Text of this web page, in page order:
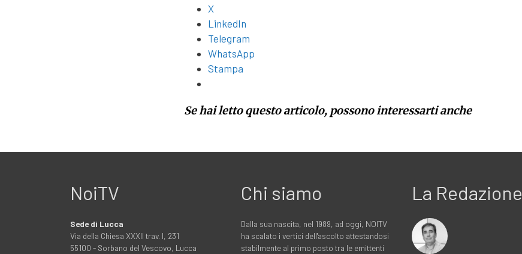
X
LinkedIn
Telegram
WhatsApp
Stampa
Se hai letto questo articolo, possono interessarti anche
NoiTV
Sede di Lucca
Via della Chiesa XXXII trav. I, 231
55100 - Sorbano del Vescovo, Lucca
Chi siamo
Dalla sua nascita, nel 1989, ad oggi, NOITV
ha scalato i vertici dell'ascolto attestandosi
stabilmente al primo posto tra le emittenti
La Redazione